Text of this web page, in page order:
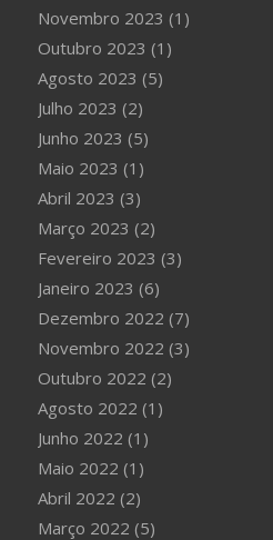
Novembro 2023 (1)
Outubro 2023 (1)
Agosto 2023 (5)
Julho 2023 (2)
Junho 2023 (5)
Maio 2023 (1)
Abril 2023 (3)
Março 2023 (2)
Fevereiro 2023 (3)
Janeiro 2023 (6)
Dezembro 2022 (7)
Novembro 2022 (3)
Outubro 2022 (2)
Agosto 2022 (1)
Junho 2022 (1)
Maio 2022 (1)
Abril 2022 (2)
Março 2022 (5)